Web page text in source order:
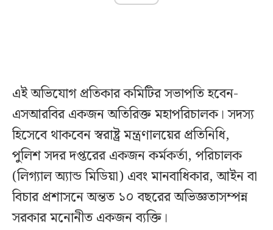
এই অভিযোগ প্রতিকার কমিটির সভাপতি হবেন-
এসআরবির একজন অতিরিক্ত মহাপরিচালক। সদস্য
হিসেবে থাকবেন স্বরাষ্ট্র মন্ত্রণালয়ের প্রতিনিধি,
পুলিশ সদর দপ্তরের একজন কর্মকর্তা, পরিচালক
(লিগ্যাল অ্যান্ড মিডিয়া) এবং মানবাধিকার, আইন বা
বিচার প্রশাসনে অন্তত ১০ বছরের অভিজ্ঞতাসম্পন্ন
সরকার মনোনীত একজন ব্যক্তি।